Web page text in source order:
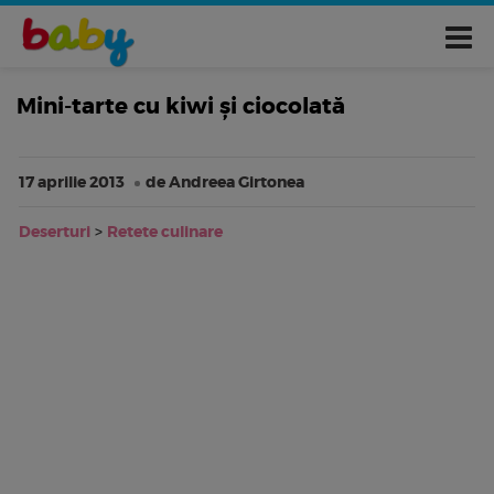
Mini-tarte cu kiwi și ciocolată
17 aprilie 2013 de Andreea Girtonea
Deserturi > Retete culinare